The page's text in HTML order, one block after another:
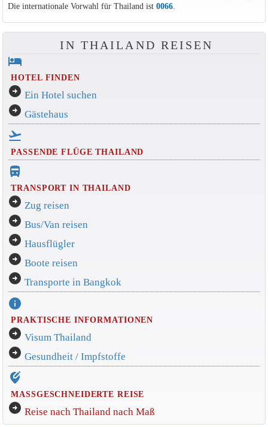
Die internationale Vorwahl für Thailand ist 0066.
IN THAILAND REISEN
hotel
HOTEL FINDEN
arrow_circle_right Ein Hotel suchen
arrow_circle_right Gästehaus
flight_takeoff
PASSENDE FLÜGE THAILAND
directions_bus_filled
TRANSPORT IN THAILAND
arrow_circle_right Zug reisen
arrow_circle_right Bus/Van reisen
arrow_circle_right Hausflügler
arrow_circle_right Boote reisen
arrow_circle_right Transporte in Bangkok
info
PRAKTISCHE INFORMATIONEN
arrow_circle_right Visum Thailand
arrow_circle_right Gesundheit / Impfstoffe
edit_location_alt
MASSGESCHNEIDERTE REISE
arrow_circle_right Reise nach Thailand nach Maß